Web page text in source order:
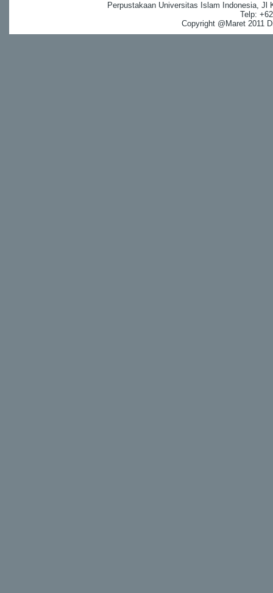
Perpustakaan Universitas Islam Indonesia, Jl
Telp:
Copyright @Maret 2011